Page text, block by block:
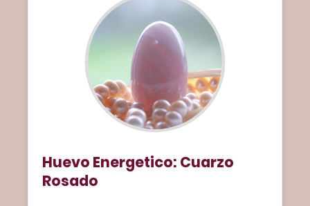
Huevo Energetico: Cuarzo
Rosado